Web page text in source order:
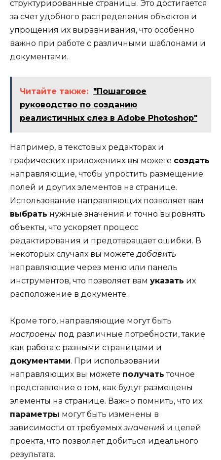
структурированные страницы. Это достигается
за счет удобного распределения объектов и
упрощения их выравнивания, что особенно
важно при работе с различными шаблонами и
документами.
Читайте также: "Пошаговое
руководство по созданию
реалистичных слез в Adobe Photoshop"
Например, в текстовых редакторах и
графических приложениях вы можете создать
направляющие, чтобы упростить размещение
полей и других элементов на странице.
Использование направляющих позволяет вам
выбрать нужные значения и точно выровнять
объекты, что ускоряет процесс
редактирования и предотвращает ошибки. В
некоторых случаях вы можетедобавить
направляющие через меню или панель
инструментов, что позволяет вам указать их
расположение в документе.
Кроме того, направляющие могут быть
настроены под различные потребности, такие
как работа с разными страницами и
документами. При использовании
направляющих вы можете получать точное
представление о том, как будут размещены
элементы на странице. Важно помнить, что их
параметры могут быть изменены в
зависимости от требуемых значений и целей
проекта, что позволяет добиться идеального
результата.